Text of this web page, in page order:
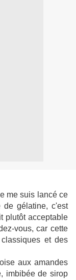
me suis lancé ce
de gélatine, c'est
plutôt acceptable
vous, car cette
et des
aux amandes
imbibée de sirop